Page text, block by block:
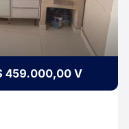
459.000,00 V